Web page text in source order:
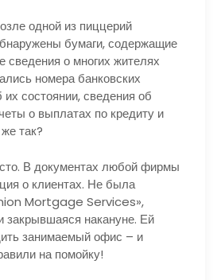
одной из пиццерий
бумаги, содержащие
сведения о многих жителях
номера банковских
состоянии, сведения об
о выплатах по кредиту и
так?
В документах любой фирмы
о клиентах. Не была
Mortgage Services»,
закрывшаяся накануне. Ей
занимаемый офис – и
на помойку!